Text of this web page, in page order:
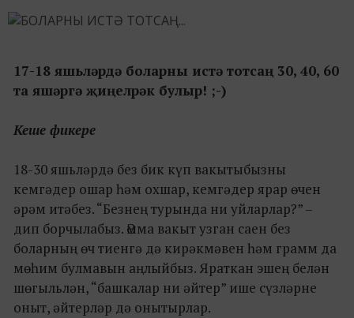
17-18 яшьләрдә боларны истә тотсаң 30, 40, 60
та яшәргә җиңелрәк булыр! ;-)
Кеше фикере
18-30 яшьләрдә без бик күп вакытыбызны
кемгәдер ошар һәм охшар, кемгәдер ярар өчен
әрәм итәбез. “Безнең турында ни уйларлар?” –
дип борчылабыз. Әмма вакыт узган саен без
боларның өч тиенгә дә кирәкмәвен һәм грамм да
мөһим булмавын аңлыйбыз. Яраткан эшең белән
шөгыльлән, “башкалар ни әйтер” ише сүзләрне
оныт, әйтерләр дә онытырлар.